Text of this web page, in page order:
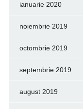
ianuarie 2020
noiembrie 2019
octombrie 2019
septembrie 2019
august 2019